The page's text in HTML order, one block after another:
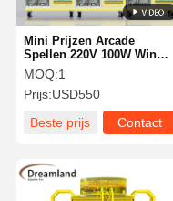
Mini Prijzen Arcade
Spellen 220V 100W Win
Muntgebaseerde
Geluksknip
Prijzenmachine Geschikt
Voor Entertainmentcentra,
Pretparken En
MOQ:1
Prijs:USD550
Beste prijs
Contact